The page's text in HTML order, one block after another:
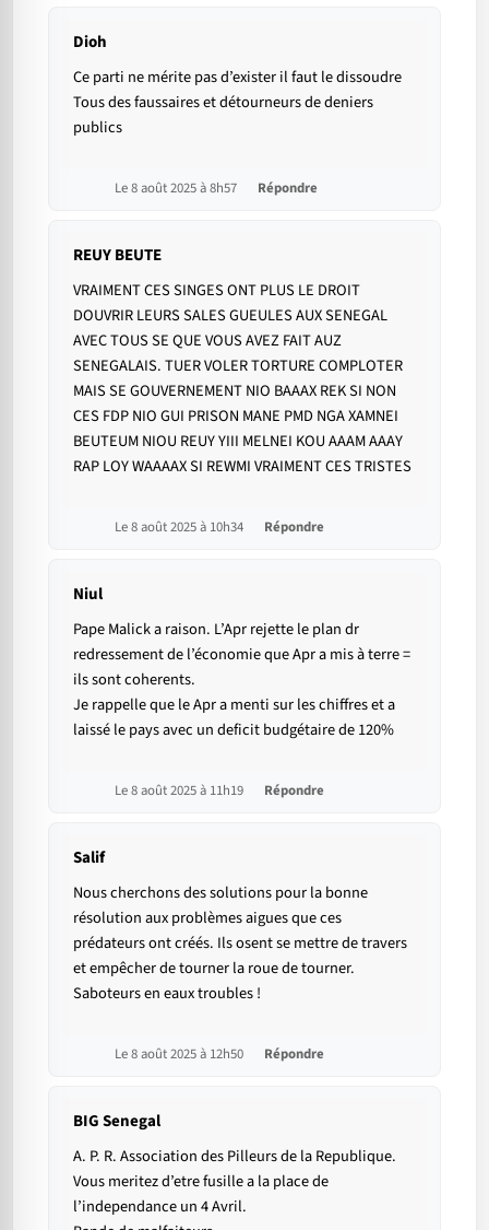
Dioh
Ce parti ne mérite pas d’exister il faut le dissoudre
Tous des faussaires et détourneurs de deniers
publics
Le 8 août 2025 à 8h57 Répondre
REUY BEUTE
VRAIMENT CES SINGES ONT PLUS LE DROIT
DOUVRIR LEURS SALES GUEULES AUX SENEGAL
AVEC TOUS SE QUE VOUS AVEZ FAIT AUZ
SENEGALAIS. TUER VOLER TORTURE COMPLOTER
MAIS SE GOUVERNEMENT NIO BAAAX REK SI NON
CES FDP NIO GUI PRISON MANE PMD NGA XAMNEI
BEUTEUM NIOU REUY YIII MELNEI KOU AAAM AAAY
RAP LOY WAAAAX SI REWMI VRAIMENT CES TRISTES
Le 8 août 2025 à 10h34 Répondre
Niul
Pape Malick a raison. L’Apr rejette le plan dr
redressement de l’économie que Apr a mis à terre =
ils sont coherents.
Je rappelle que le Apr a menti sur les chiffres et a
laissé le pays avec un deficit budgétaire de 120%
Le 8 août 2025 à 11h19 Répondre
Salif
Nous cherchons des solutions pour la bonne
résolution aux problèmes aigues que ces
prédateurs ont créés. Ils osent se mettre de travers
et empêcher de tourner la roue de tourner.
Saboteurs en eaux troubles !
Le 8 août 2025 à 12h50 Répondre
BIG Senegal
A. P. R. Association des Pilleurs de la Republique.
Vous meritez d’etre fusille a la place de
l’independance un 4 Avril.